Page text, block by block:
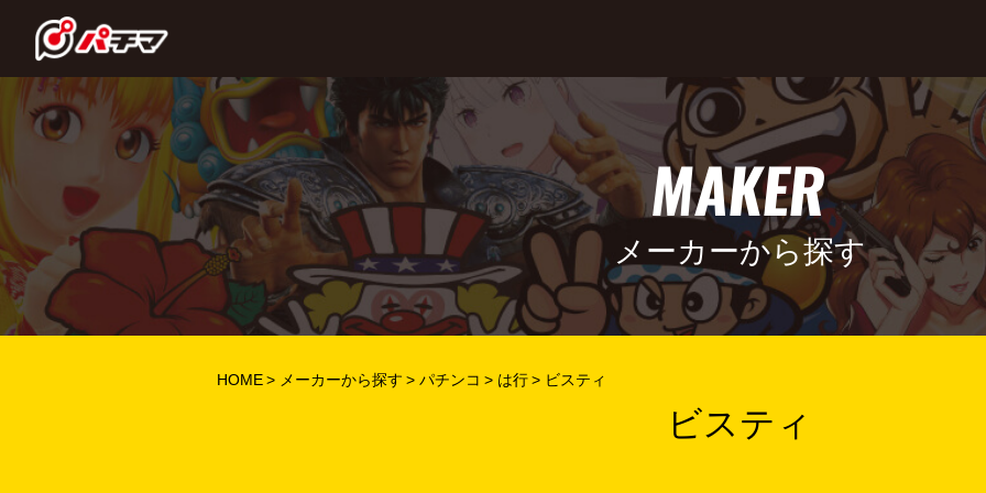
MAKER
メーカーから探す
HOME メーカーから探す パチンコ は行 ビスティ
ビスティ